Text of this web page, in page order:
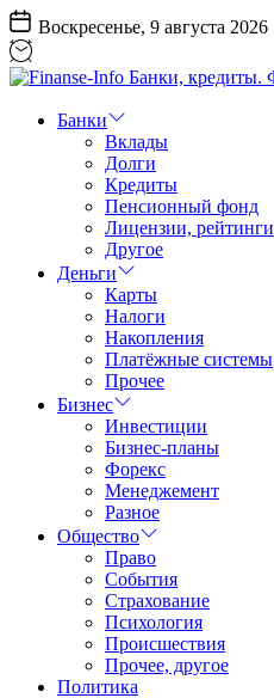
Перейти
к
содержанию
Воскресенье, 9 августа 2026
Info
Финансовый
обозреватель
Банки
Вклады
Долги
Кредиты
Пенсионный фонд
Лицензии, рейтинги
Другое
Деньги
Карты
Налоги
Накопления
Платёжные системы
Прочее
Бизнес
Инвестиции
Бизнес-планы
Форекс
Менеджемент
Разное
Общество
Право
События
Страхование
Психология
Происшествия
Прочее, другое
Политика